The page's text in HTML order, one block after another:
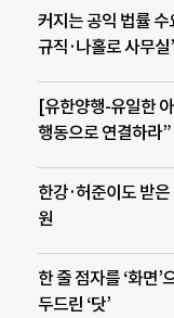
커지는 공익 법률
규직·나홀로 사무실
[유한양행-유일한
행동으로 연결하라”
한강·허준이도 받
원
한 줄 점자를 ‘화면
두드린 ‘닷’